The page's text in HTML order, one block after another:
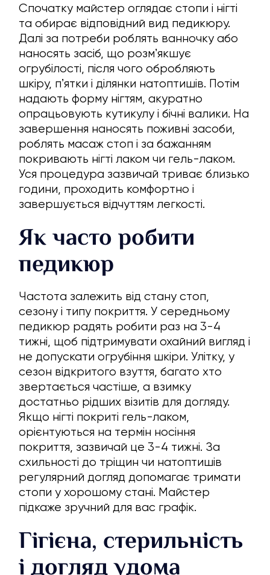
Спочатку майстер оглядає стопи і нігті
та обирає відповідний вид педикюру.
Далі за потреби роблять ванночку або
наносять засіб, що розмʼякшує
огрубілості, після чого обробляють
шкіру, пʼятки і ділянки натоптишів. Потім
надають форму нігтям, акуратно
опрацьовують кутикулу і бічні валики. На
завершення наносять поживні засоби,
роблять масаж стоп і за бажанням
покривають нігті лаком чи гель-лаком.
Уся процедура зазвичай триває близько
години, проходить комфортно і
завершується відчуттям легкості.
Як часто робити
педикюр
Частота залежить від стану стоп,
сезону і типу покриття. У середньому
педикюр радять робити раз на 3-4
тижні, щоб підтримувати охайний вигляд і
не допускати огрубіння шкіри. Улітку, у
сезон відкритого взуття, багато хто
звертається частіше, а взимку
достатньо рідших візитів для догляду.
Якщо нігті покриті гель-лаком,
орієнтуються на термін носіння
покриття, зазвичай це 3-4 тижні. За
схильності до тріщин чи натоптишів
регулярний догляд допомагає тримати
стопи у хорошому стані. Майстер
підкаже зручний для вас графік.
Гігієна, стерильність
і догляд удома